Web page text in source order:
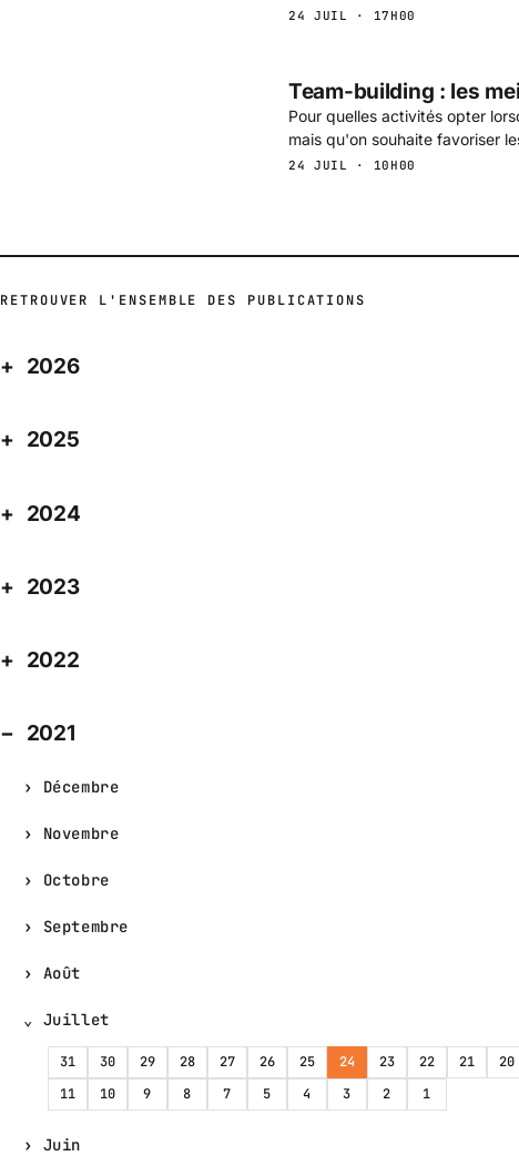
24 JUIL · 17H00
Team-building : les
Pour quelles activités opter
mais qu'on souhaite favoriser
24 JUIL · 10H00
RETROUVER L'ENSEMBLE DES PUBLICATIONS
2026
2025
2024
2023
2022
2021
Décembre
Novembre
Octobre
Septembre
Août
Juillet
31 30 29 28 27 26 25 24 23 22 21 20
11
10 9 8 7 5 4 3 2 1
Juin